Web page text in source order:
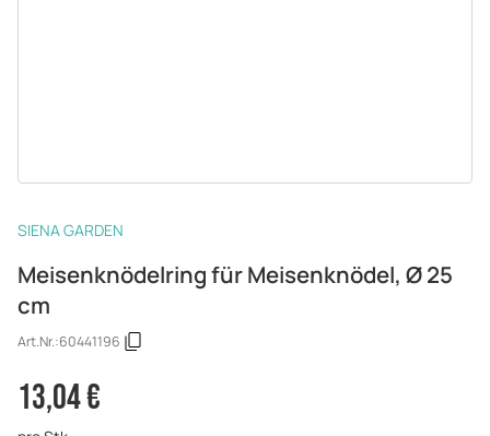
SIENA GARDEN
Meisenknödelring für Meisenknödel, Ø 25
cm
Art.Nr.:60441196
13,04 €